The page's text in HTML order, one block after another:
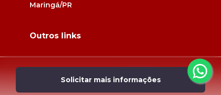
Solicitar mais informações
Maringá/PR
Outros links
Desenvolvido por